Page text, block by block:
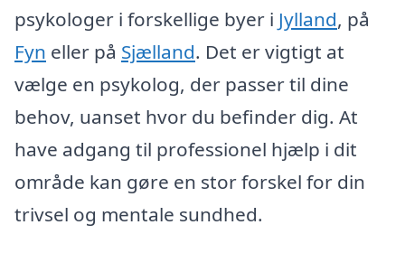
psykologer i forskellige byer i Jylland, på
Fyn eller på Sjælland. Det er vigtigt at
vælge en psykolog, der passer til dine
behov, uanset hvor du befinder dig. At
have adgang til professionel hjælp i dit
område kan gøre en stor forskel for din
trivsel og mentale sundhed.